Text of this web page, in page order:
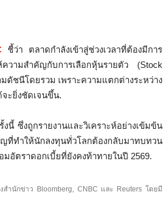
ชี้ว่า ตลาดกำลังเข้าสู่ช่วงเวลาที่ต้องมีการ
วามสำคัญกับการเลือกหุ้นรายตัว (Stock
ชนีโดยรวม เพราะความแตกต่างระหว่าง
ะยิ่งชัดเจนขึ้น.
ซึ่งถูกรายงานและวิเคราะห์อย่างเข้มข้น
ที่ทำให้นักลงทุนทั่วโลกต้องกลับมาทบทวน
อัตราดอกเบี้ยที่ยังคงท้าทายในปี 2569.
สำนักข่าว Bloomberg, CNBC และ Reuters โดยมี